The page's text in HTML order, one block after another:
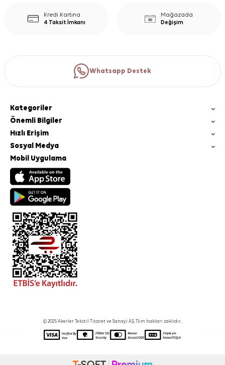
Kredi Kartına
4 Taksit İmkanı
Mağazada
Değişim
Whatsapp Destek
Kategoriler
Önemli Bilgiler
Hızlı Erişim
Sosyal Medya
Mobil Uygulama
© 2025 Akerler Tekstil Ticaret ve Sanayi A.Ş. Tüm hakları saklıdır.